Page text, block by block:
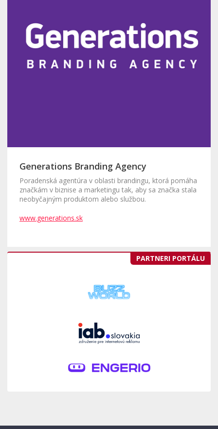
Generations Branding Agency
Poradenská agentúra v oblasti brandingu, ktorá pomáha
značkám v biznise a marketingu tak, aby sa značka stala
neobyčajným produktom alebo službou.
www.generations.sk
PARTNERI PORTÁLU